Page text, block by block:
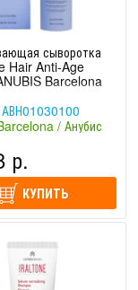
сыворотка
Hair Anti-Age
Barcelona
АВН01030100
/ Анубис
р.
КУПИТЬ